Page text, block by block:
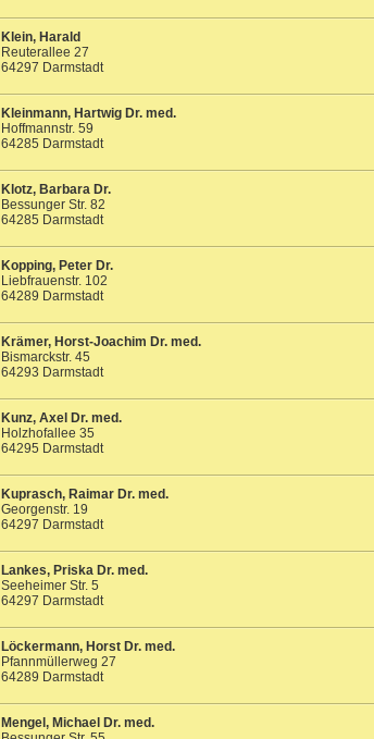
Klein, Harald
Reuterallee 27
64297 Darmstadt
Kleinmann, Hartwig Dr. med.
Hoffmannstr. 59
64285 Darmstadt
Klotz, Barbara Dr.
Bessunger Str. 82
64285 Darmstadt
Kopping, Peter Dr.
Liebfrauenstr. 102
64289 Darmstadt
Krämer, Horst-Joachim Dr. med.
Bismarckstr. 45
64293 Darmstadt
Kunz, Axel Dr. med.
Holzhofallee 35
64295 Darmstadt
Kuprasch, Raimar Dr. med.
Georgenstr. 19
64297 Darmstadt
Lankes, Priska Dr. med.
Seeheimer Str. 5
64297 Darmstadt
Löckermann, Horst Dr. med.
Pfannmüllerweg 27
64289 Darmstadt
Mengel, Michael Dr. med.